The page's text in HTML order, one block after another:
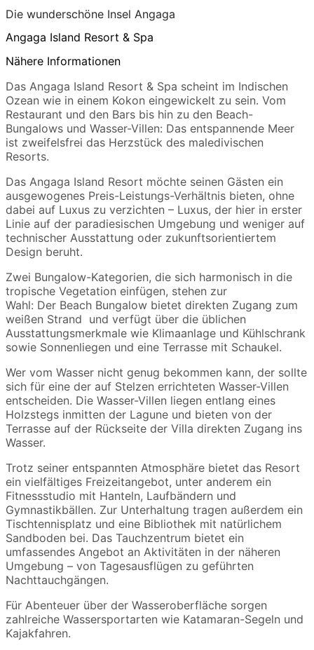
Die wunderschöne Insel Angaga
Angaga Island Resort & Spa
Nähere Informationen
Das Angaga Island Resort & Spa scheint im Indischen
Ozean wie in einem Kokon eingewickelt zu sein. Vom
Restaurant und den Bars bis hin zu den Beach-
Bungalows und Wasser-Villen: Das entspannende Meer
ist zweifelsfrei das Herzstück des maledivischen
Resorts.
Das Angaga Island Resort möchte seinen Gästen ein
ausgewogenes Preis-Leistungs-Verhältnis bieten, ohne
dabei auf Luxus zu verzichten – Luxus, der hier in erster
Linie auf der paradiesischen Umgebung und weniger auf
technischer Ausstattung oder zukunftsorientiertem
Design beruht.
Zwei Bungalow-Kategorien, die sich harmonisch in die
tropische Vegetation einfügen, stehen zur
Wahl: Der Beach Bungalow bietet direkten Zugang zum
weißen Strand und verfügt über die üblichen
Ausstattungsmerkmale wie Klimaanlage und Kühlschrank
sowie Sonnenliegen und eine Terrasse mit Schaukel.
Wer vom Wasser nicht genug bekommen kann, der sollte
sich für eine der auf Stelzen errichteten Wasser-Villen
entscheiden. Die Wasser-Villen liegen entlang eines
Holzstegs inmitten der Lagune und bieten von der
Terrasse auf der Rückseite der Villa direkten Zugang ins
Wasser.
Trotz seiner entspannten Atmosphäre bietet das Resort
ein vielfältiges Freizeitangebot, unter anderem ein
Fitnessstudio mit Hanteln, Laufbändern und
Gymnastikbällen. Zur Unterhaltung tragen außerdem ein
Tischtennisplatz und eine Bibliothek mit natürlichem
Sandboden bei. Das Tauchzentrum bietet ein
umfassendes Angebot an Aktivitäten in der näheren
Umgebung – von Tagesausflügen zu geführten
Nachttauchgängen.
Für Abenteuer über der Wasseroberfläche sorgen
zahlreiche Wassersportarten wie Katamaran-Segeln und
Kajakfahren.